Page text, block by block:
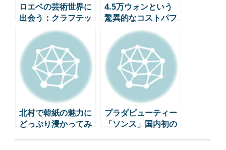
ロエベの芸術世界に
出会う：クラフテッ
ド・ワールド」初展
覧会、上海で開幕！
4.5万ウォンという
驚異的なコストパフ
ォーマンス…ミシュ
ランビブグルマンに
選ばれたソウルグル
メ5選
北村で韓紙の魅力に
どっぷり浸かってみ
プラダビューティー
「ソンス」国内初の